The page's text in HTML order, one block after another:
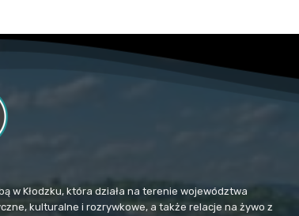
w Kłodzku, która działa na terenie województwa
kulturalne i rozrywkowe, a także relacje na żywo z